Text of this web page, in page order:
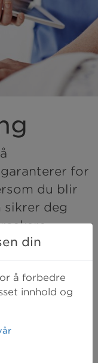
for
du blir
sikrer deg
ikke blir
som ofte
resten av
din
å forbedre
innhold og